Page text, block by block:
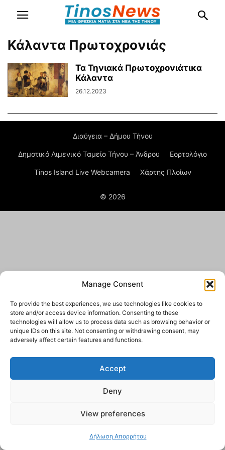
Manage Consent
To provide the best experiences, we use technologies like cookies to
store and/or access device information. Consenting to these
technologies will allow us to process data such as browsing behavior or
unique IDs on this site. Not consenting or withdrawing consent, may
adversely affect certain features and functions.
Accept
Deny
View preferences
Δήλωση Απορρήτου
Κάλαντα Πρωτοχρονιάς
Τα Τηνιακά Πρωτοχρονιάτικα
Κάλαντα
26.12.2023
Διαύγεια – Δήμου Τήνου
Δημοτικό Λιμενικό Ταμείο Τήνου – Άνδρου Εορτολόγιο
Tinos Island Live Webcamera Χάρτης Πλοίων
© 2026